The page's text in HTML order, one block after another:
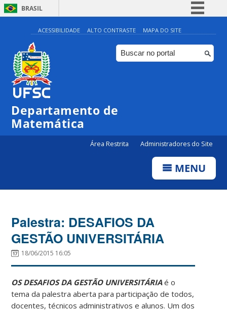
BRASIL
Simplifique!
Comunica BR
Participe
ACESSIBILIDADE ALTO CONTRASTE MAPA DO SITE
Departamento de
Matemática
Área Restrita Administradores do Site
MENU
Palestra: DESAFIOS DA
GESTÃO UNIVERSITÁRIA
18/06/2015 16:05
OS DESAFIOS DA GESTÃO UNIVERSITÁRIAé o
tema da palestra aberta para participação de todos,
docentes, técnicos administrativos e alunos. Um dos